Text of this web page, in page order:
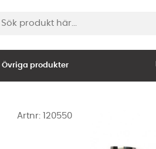
Övriga produkter
Artnr:120550